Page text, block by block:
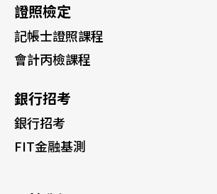
證照檢定
記帳士證照課程
會計丙檢課程
銀行招考
銀行招考
FIT金融基測